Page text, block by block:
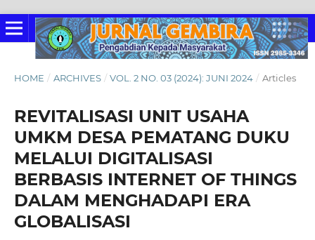
HOME / ARCHIVES / VOL. 2 NO. 03 (2024): JUNI 2024 / Articles
REVITALISASI UNIT USAHA
UMKM DESA PEMATANG DUKU
MELALUI DIGITALISASI
BERBASIS INTERNET OF THINGS
DALAM MENGHADAPI ERA
GLOBALISASI